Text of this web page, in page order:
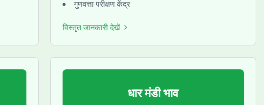
गुणवत्ता परीक्षण केंद्र
विस्तृत जानकारी देखें
धारमंडी भाव